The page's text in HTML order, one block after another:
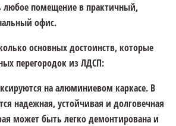
любое помещение в практичный,
офис.
основных достоинств, которые
перегородок из ЛДСП:
на алюминиевом каркасе. В
надежная, устойчивая и долговечная
может быть легко демонтирована и